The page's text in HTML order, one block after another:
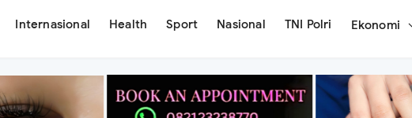
Internasional Health Sport Nasional TNI Polri Ekonomi